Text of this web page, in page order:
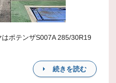
ポテンザS007A 285/30R19
続きを読む